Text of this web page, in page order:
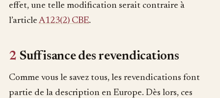
effet, une telle modification serait contraire à
l’article A123(2) CBE.
2 Suffisance des revendications
Comme vous le savez tous, les revendications font
partie de la description en Europe. Dès lors, ces